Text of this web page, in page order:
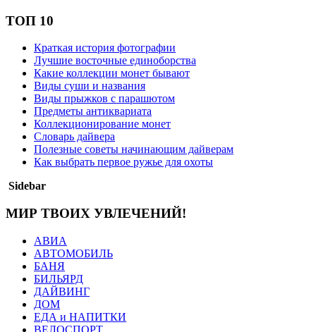
ТОП 10
Краткая история фотографии
Лучшие восточные единоборства
Какие коллекции монет бывают
Виды суши и названия
Виды прыжков с парашютом
Предметы антиквариата
Коллекционирование монет
Словарь дайвера
Полезные советы начинающим дайверам
Как выбрать первое ружье для охоты
Sidebar
МИР ТВОИХ УВЛЕЧЕНИЙ!
АВИА
АВТОМОБИЛЬ
БАНЯ
БИЛЬЯРД
ДАЙВИНГ
ДОМ
ЕДА и НАПИТКИ
ВЕЛОСПОРТ